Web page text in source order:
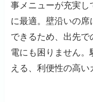
事メニューが充実し
に最適。壁沿いの席
できるため、出先
電にも困りません
える、利便性の高い